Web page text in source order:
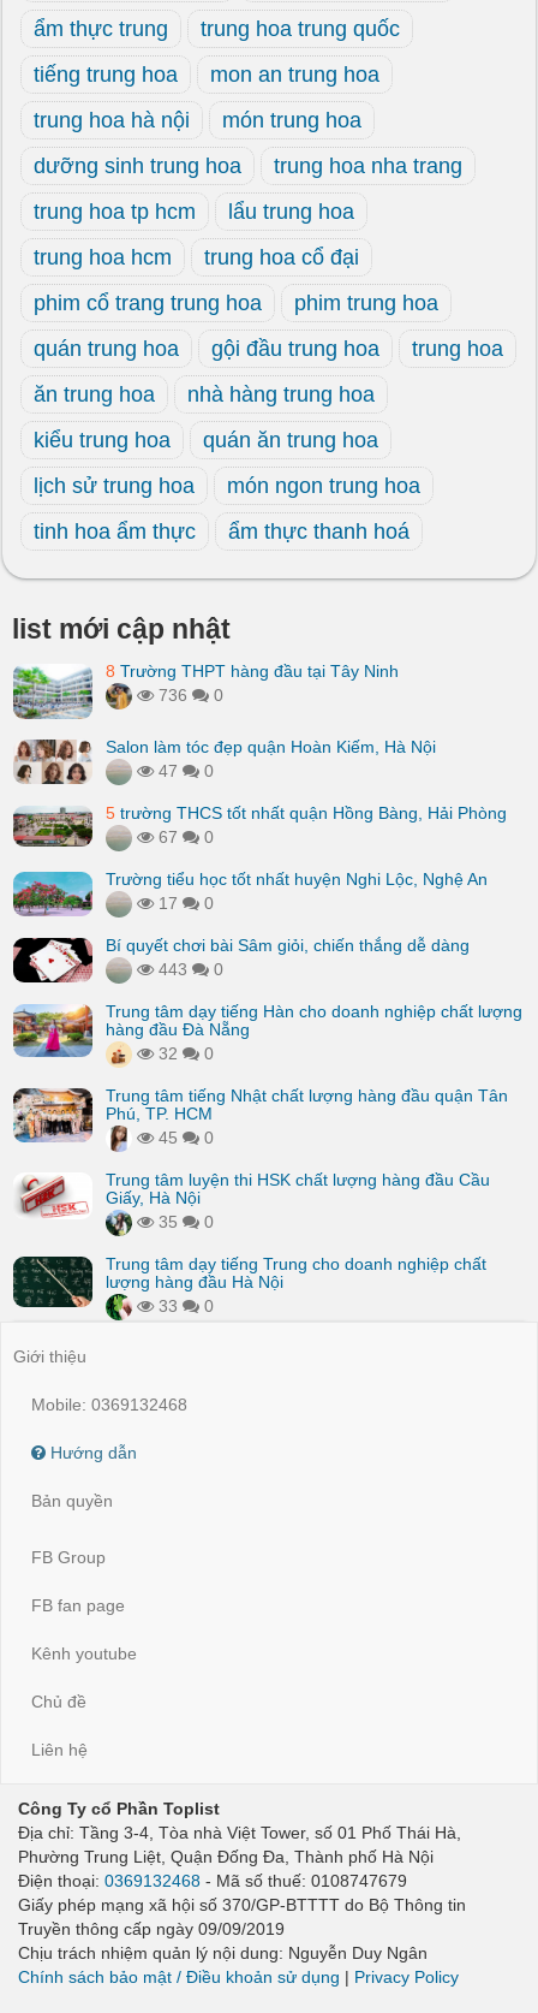
ẩm thực trung
trung hoa trung quốc
tiếng trung hoa
mon an trung hoa
trung hoa hà nội
món trung hoa
dưỡng sinh trung hoa
trung hoa nha trang
trung hoa tp hcm
lẩu trung hoa
trung hoa hcm
trung hoa cổ đại
phim cổ trang trung hoa
phim trung hoa
quán trung hoa
gội đầu trung hoa
trung hoa
ăn trung hoa
nhà hàng trung hoa
kiểu trung hoa
quán ăn trung hoa
lịch sử trung hoa
món ngon trung hoa
tinh hoa ẩm thực
ẩm thực thanh hoá
list mới cập nhật
8 Trường THPT hàng đầu tại Tây Ninh
736
0
Salon làm tóc đẹp quận Hoàn Kiếm, Hà Nội
47
0
5 trường THCS tốt nhất quận Hồng Bàng, Hải Phòng
67
0
Trường tiểu học tốt nhất huyện Nghi Lộc, Nghệ An
17
0
Bí quyết chơi bài Sâm giỏi, chiến thắng dễ dàng
443
0
Trung tâm dạy tiếng Hàn cho doanh nghiệp chất lượng
hàng đầu Đà Nẵng
32
0
Trung tâm tiếng Nhật chất lượng hàng đầu quận Tân
Phú, TP. HCM
45
0
Trung tâm luyện thi HSK chất lượng hàng đầu Cầu
Giấy, Hà Nội
35
0
Trung tâm dạy tiếng Trung cho doanh nghiệp chất
lượng hàng đầu Hà Nội
33
0
Giới thiệu
Mobile: 0369132468
Hướng dẫn
Bản quyền
FB Group
FB fan page
Kênh youtube
Chủ đề
Liên hệ
Công Ty cổ Phần Toplist
Địa chỉ: Tầng 3-4, Tòa nhà Việt Tower, số 01 Phố Thái Hà,
Phường Trung Liệt, Quận Đống Đa, Thành phố Hà Nội
Điện thoại: 0369132468 - Mã số thuế: 0108747679
Giấy phép mạng xã hội số 370/GP-BTTTT do Bộ Thông tin
Truyền thông cấp ngày 09/09/2019
Chịu trách nhiệm quản lý nội dung: Nguyễn Duy Ngân
Chính sách bảo mật / Điều khoản sử dụng | Privacy Policy